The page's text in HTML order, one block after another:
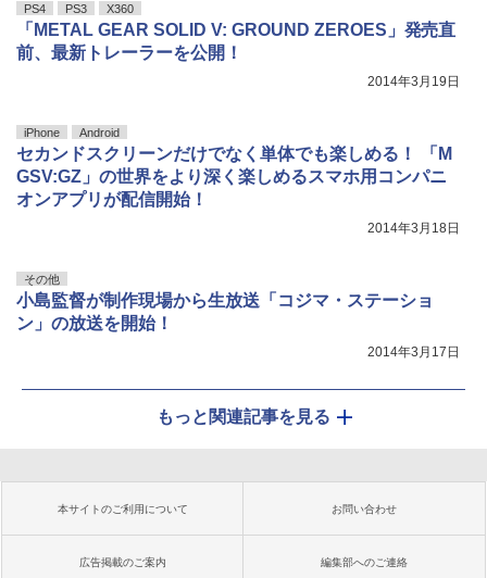
PS4 PS3 X360
「METAL GEAR SOLID V: GROUND ZEROES」発売直
前、最新トレーラーを公開！
2014年3月19日
iPhone Android
セカンドスクリーンだけでなく単体でも楽しめる！ 「M
GSV:GZ」の世界をより深く楽しめるスマホ用コンパニ
オンアプリが配信開始！
2014年3月18日
その他
小島監督が制作現場から生放送「コジマ・ステーショ
ン」の放送を開始！
2014年3月17日
もっと関連記事を見る
本サイトのご利用について お問い合わせ
広告掲載のご案内 編集部へのご連絡